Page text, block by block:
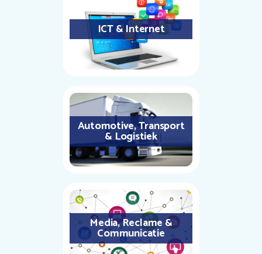
ICT & Internet
Automotive, Transport
& Logistiek
Media, Reclame &
Communicatie